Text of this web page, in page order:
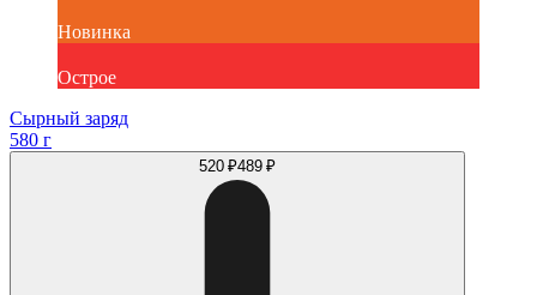
Новинка
Острое
Сырный заряд
580 г
520 ₽489 ₽